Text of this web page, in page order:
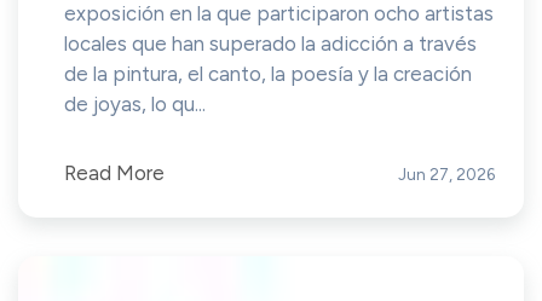
exposición en la que participaron ocho artistas
locales que han superado la adicción a través
de la pintura, el canto, la poesía y la creación
de joyas, lo qu...
Read More Jun 27, 2026